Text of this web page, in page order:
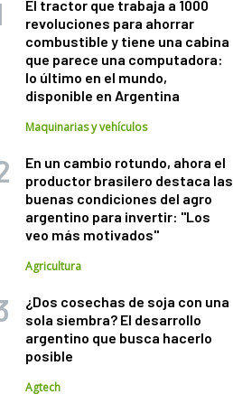
El tractor que trabaja a 1000
revoluciones para ahorrar
combustible y tiene una cabina
que parece una computadora:
lo último en el mundo,
disponible en Argentina
Maquinarias y vehículos
En un cambio rotundo, ahora el
productor brasilero destaca las
buenas condiciones del agro
argentino para invertir: "Los
veo más motivados"
Agricultura
¿Dos cosechas de soja con una
sola siembra? El desarrollo
argentino que busca hacerlo
posible
Agtech